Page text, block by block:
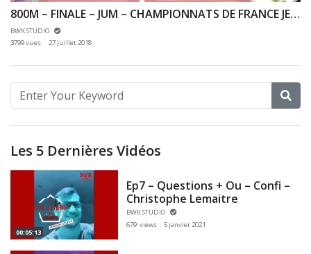
800M – FINALE – JUM – CHAMPIONNATS DE FRANCE JEUNES CA JU – 22/07/2018 – BONDOUFLE
BWK STUDIO
3799 vues
27 juillet 2018
Les 5 Dernières Vidéos
00:05:13
Ep7 – Questions + Ou – Confi –
Christophe Lemaitre
BWK STUDIO
679 views
5 janvier 2021